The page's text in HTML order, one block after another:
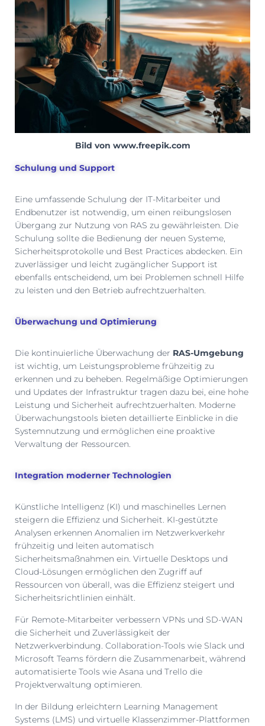
Bild von www.freepik.com
Schulung und Support
Eine umfassende Schulung der IT-Mitarbeiter und
Endbenutzer ist notwendig, um einen reibungslosen
Übergang zur Nutzung von RAS zu gewährleisten. Die
Schulung sollte die Bedienung der neuen Systeme,
Sicherheitsprotokolle und Best Practices abdecken. Ein
zuverlässiger und leicht zugänglicher Support ist
ebenfalls entscheidend, um bei Problemen schnell Hilfe
zu leisten und den Betrieb aufrechtzuerhalten.
Überwachung und Optimierung
Die kontinuierliche Überwachung der RAS-Umgebung
ist wichtig, um Leistungsprobleme frühzeitig zu
erkennen und zu beheben. Regelmäßige Optimierungen
und Updates der Infrastruktur tragen dazu bei, eine hohe
Leistung und Sicherheit aufrechtzuerhalten. Moderne
Überwachungstools bieten detaillierte Einblicke in die
Systemnutzung und ermöglichen eine proaktive
Verwaltung der Ressourcen.
Integration moderner Technologien
Künstliche Intelligenz (KI) und maschinelles Lernen
steigern die Effizienz und Sicherheit. KI-gestützte
Analysen erkennen Anomalien im Netzwerkverkehr
frühzeitig und leiten automatisch
Sicherheitsmaßnahmen ein. Virtuelle Desktops und
Cloud-Lösungen ermöglichen den Zugriff auf
Ressourcen von überall, was die Effizienz steigert und
Sicherheitsrichtlinien einhält.
Für Remote-Mitarbeiter verbessern VPNs und SD-WAN
die Sicherheit und Zuverlässigkeit der
Netzwerkverbindung. Collaboration-Tools wie Slack und
Microsoft Teams fördern die Zusammenarbeit, während
automatisierte Tools wie Asana und Trello die
Projektverwaltung optimieren.
In der Bildung erleichtern Learning Management
Systems (LMS) und virtuelle Klassenzimmer-Plattformen